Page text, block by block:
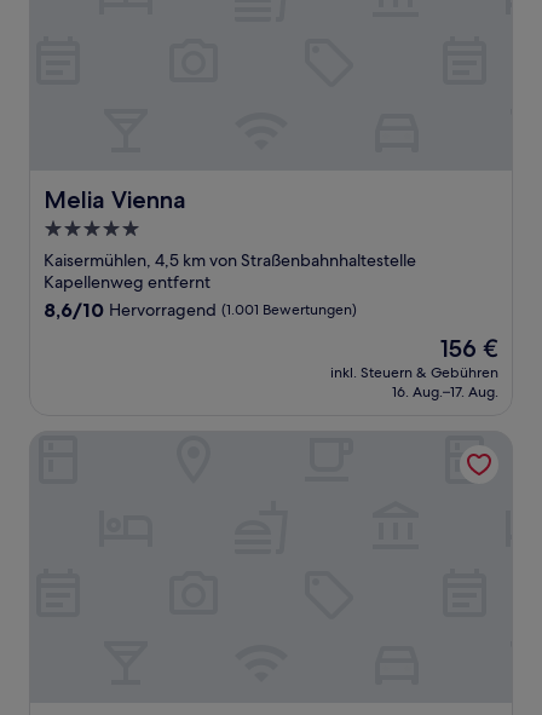
Melia Vienna
Melia Vienna
5.0-
Sterne-
Unterkunft
Kaisermühlen, 4,5 km von Straßenbahnhaltestelle
Kapellenweg entfernt
8.6
8,6/10 Hervorragend (1.001 Bewertungen)
Der
Preis
beträgt
156 €
inkl. Steuern & Gebühren
16. Aug.–17. Aug.